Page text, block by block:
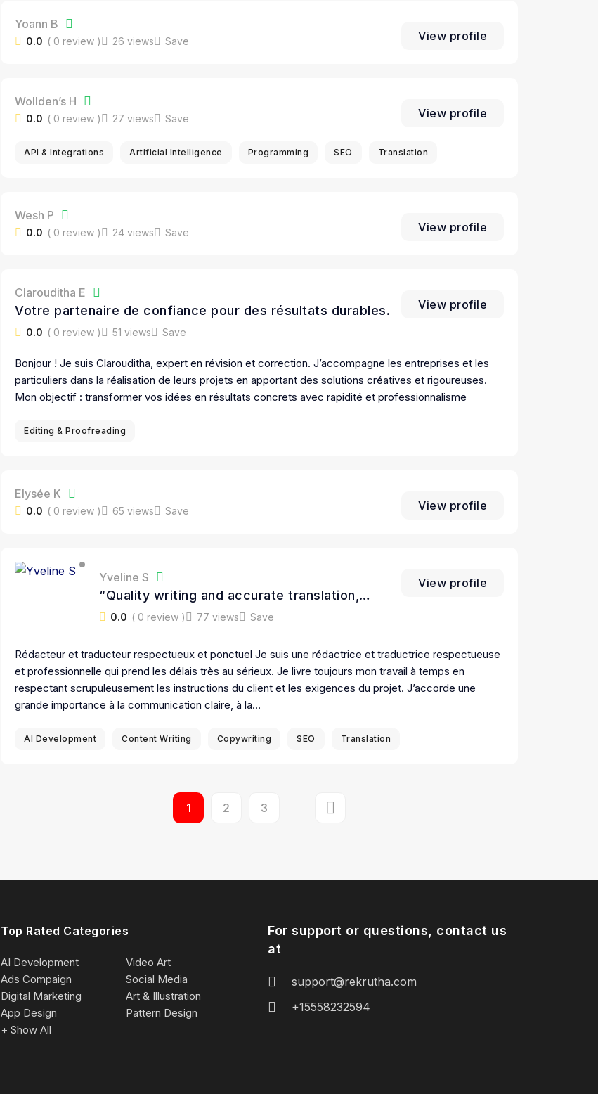
Yoann B
0.0 ( 0 review ) 26 views Save View profile
Wollden’s H
0.0 ( 0 review ) 27 views Save View profile
API & Integrations Artificial Intelligence Programming SEO Translation
Wesh P
0.0 ( 0 review ) 24 views Save View profile
Clarouditha E
Votre partenaire de confiance pour des résultats durables.
0.0 ( 0 review ) 51 views Save
View profile
Bonjour ! Je suis Clarouditha, expert en révision et correction. J’accompagne les entreprises et les
particuliers dans la réalisation de leurs projets en apportant des solutions créatives et rigoureuses.
Mon objectif : transformer vos idées en résultats concrets avec rapidité et professionnalisme
Editing & Proofreading
Elysée K
0.0 ( 0 review ) 65 views Save View profile
Yveline S
“Quality writing and accurate translation,
always on time.”
0.0 ( 0 review ) 77 views Save
View profile
Rédacteur et traducteur respectueux et ponctuel Je suis une rédactrice et traductrice respectueuse
et professionnelle qui prend les délais très au sérieux. Je livre toujours mon travail à temps en
respectant scrupuleusement les instructions du client et les exigences du projet. J’accorde une
grande importance à la communication claire, à la…
AI Development Content Writing Copywriting SEO Translation
1 2 3
Top Rated Categories
AI Development
Video Art
Ads Compaign
Social Media
Digital Marketing
Art & Illustration
App Design
Pattern Design
+ Show All
For support or questions, contact us
at
support@rekrutha.com
+15558232594